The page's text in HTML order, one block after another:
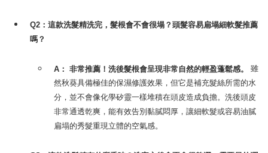
Q2：這款洗髮精洗完，髮根會不會很塌？頭髮容易扁塌細軟髮推薦
嗎？
A： 非常推薦！洗後髮根會呈現非常自然的輕盈蓬鬆感。
雖
然秋葵具備極佳的保濕修護效果，但它是補充髮絲所需的水
分，並不會像化學矽靈一樣堆積在頭皮造成負擔。洗後頭皮
非常通透乾爽，能有效告別黏膩悶厚，讓細軟髮或容易油膩
扁塌的秀髮重現立體的空氣感。